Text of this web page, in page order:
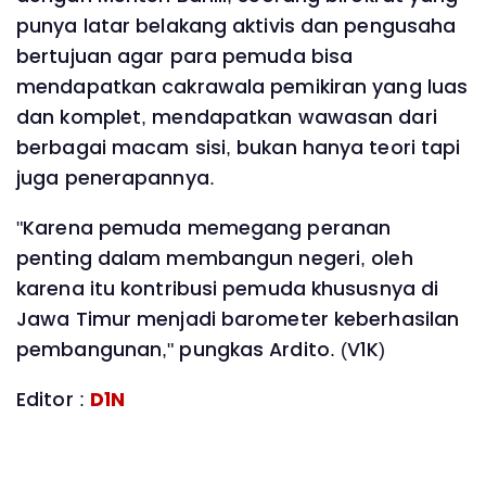
punya latar belakang aktivis dan pengusaha
bertujuan agar para pemuda bisa
mendapatkan cakrawala pemikiran yang luas
dan komplet, mendapatkan wawasan dari
berbagai macam sisi, bukan hanya teori tapi
juga penerapannya.
"Karena pemuda memegang peranan
penting dalam membangun negeri, oleh
karena itu kontribusi pemuda khususnya di
Jawa Timur menjadi barometer keberhasilan
pembangunan," pungkas Ardito. (V1K)
Editor : D1N